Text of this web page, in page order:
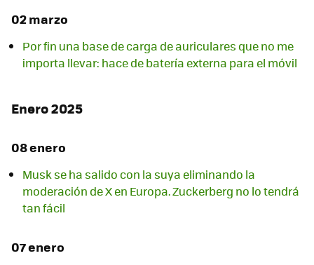
02 marzo
Por fin una base de carga de auriculares que no me
importa llevar: hace de batería externa para el móvil
Enero 2025
08 enero
Musk se ha salido con la suya eliminando la
moderación de X en Europa. Zuckerberg no lo tendrá
tan fácil
07 enero